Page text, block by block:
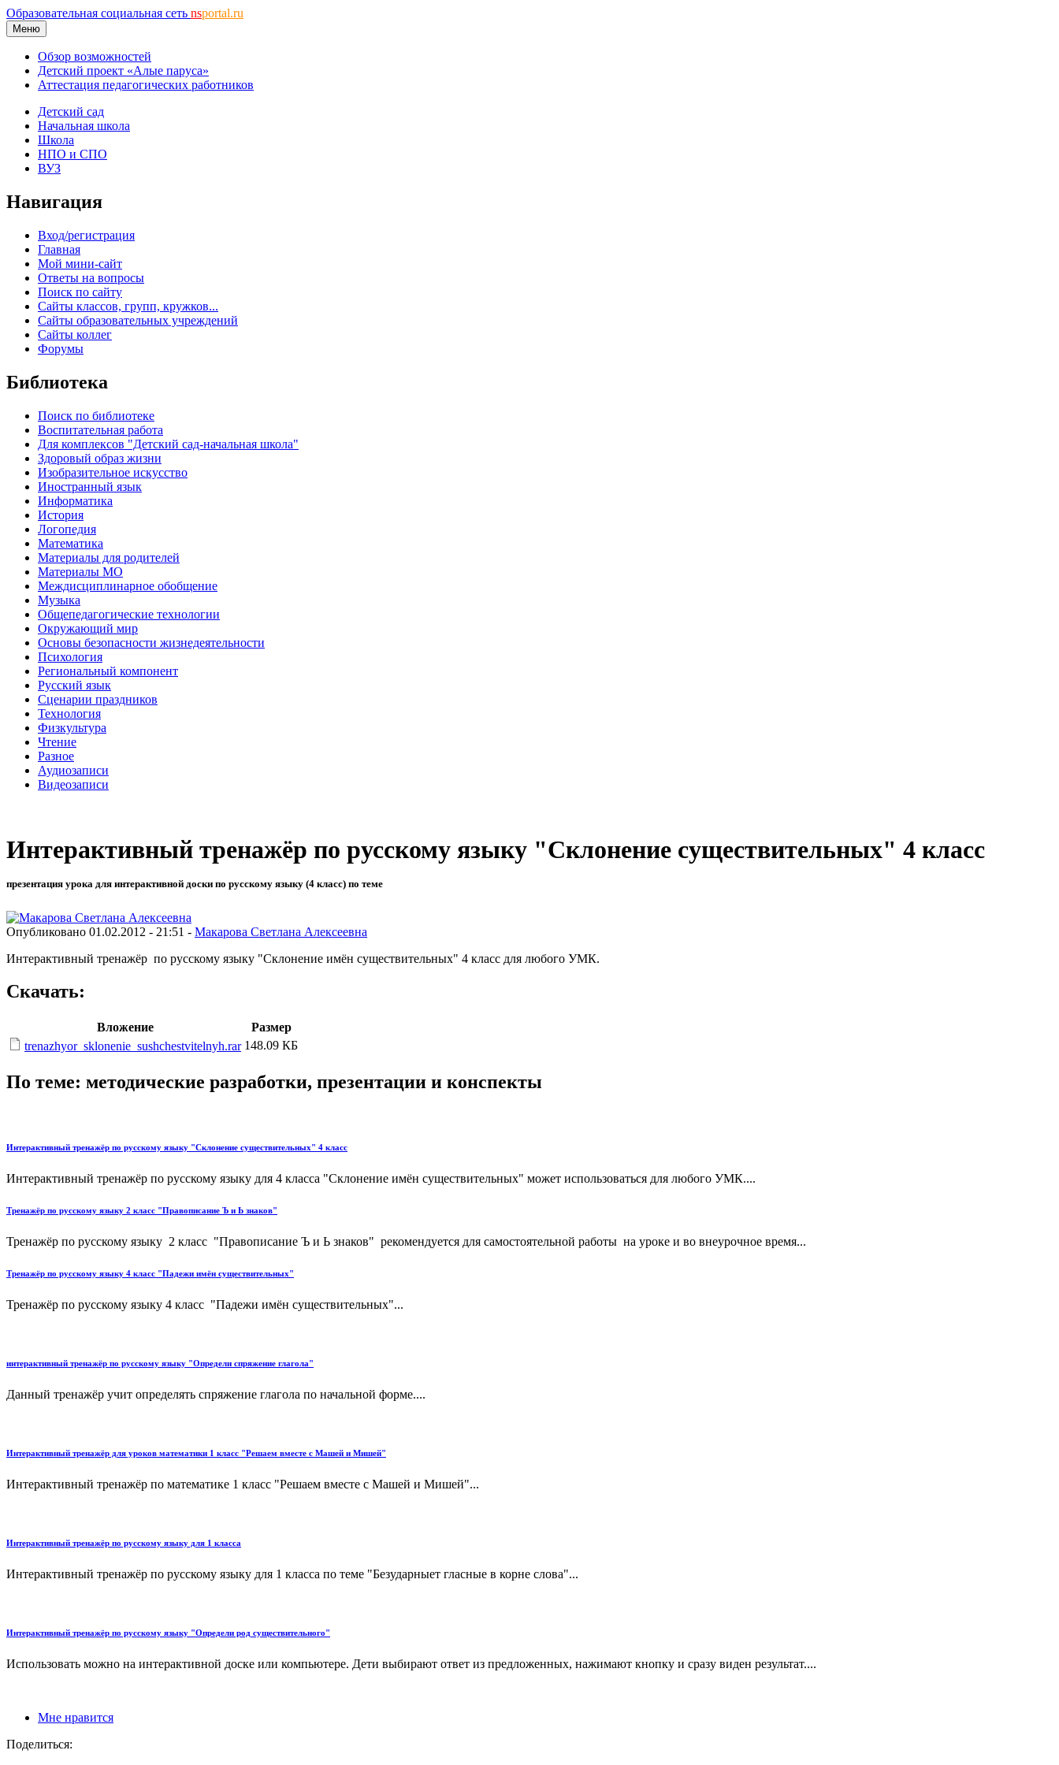
Образовательная социальная сеть nsportal.ru
Меню
Обзор возможностей
Детский проект «Алые паруса»
Аттестация педагогических работников
Детский сад
Начальная школа
Школа
НПО и СПО
ВУЗ
Навигация
Вход/регистрация
Главная
Мой мини-сайт
Ответы на вопросы
Поиск по сайту
Сайты классов, групп, кружков...
Сайты образовательных учреждений
Сайты коллег
Форумы
Библиотека
Поиск по библиотеке
Воспитательная работа
Для комплексов "Детский сад-начальная школа"
Здоровый образ жизни
Изобразительное искусство
Иностранный язык
Информатика
История
Логопедия
Математика
Материалы для родителей
Материалы МО
Междисциплинарное обобщение
Музыка
Общепедагогические технологии
Окружающий мир
Основы безопасности жизнедеятельности
Психология
Региональный компонент
Русский язык
Сценарии праздников
Технология
Физкультура
Чтение
Разное
Аудиозаписи
Видеозаписи
Интерактивный тренажёр по русскому языку "Склонение существительных" 4 класс
презентация урока для интерактивной доски по русскому языку (4 класс) по теме
Опубликовано 01.02.2012 - 21:51 - Макарова Светлана Алексеевна
Интерактивный тренажёр по русскому языку "Склонение имён существительных" 4 класс для любого УМК.
Скачать:
Вложение
Размер
trenazhyor_sklonenie_sushchestvitelnyh.rar 148.09 КБ
По теме: методические разработки, презентации и конспекты
Интерактивный тренажёр по русскому языку "Склонение существительных" 4 класс
Интерактивный тренажёр по русскому языку для 4 класса "Склонение имён существительных" может использоваться для любого УМК....
Тренажёр по русскому языку 2 класс "Правописание Ъ и Ь знаков"
Тренажёр по русскому языку 2 класс "Правописание Ъ и Ь знаков" рекомендуется для самостоятельной работы на уроке и во внеурочное время...
Тренажёр по русскому языку 4 класс "Падежи имён существительных"
Тренажёр по русскому языку 4 класс "Падежи имён существительных"...
интерактивный тренажёр по русскому языку "Определи спряжение глагола"
Данный тренажёр учит определять спряжение глагола по начальной форме....
Интерактивный тренажёр для уроков математики 1 класс "Решаем вместе с Машей и Мишей"
Интерактивный тренажёр по математике 1 класс "Решаем вместе с Машей и Мишей"...
Интерактивный тренажёр по русскому языку для 1 класса
Интерактивный тренажёр по русскому языку для 1 класса по теме "Безударныет гласные в корне слова"...
Интерактивный тренажёр по русскому языку "Определи род существительного"
Использовать можно на интерактивной доске или компьютере. Дети выбирают ответ из предложенных, нажимают кнопку и сразу виден результат....
Мне нравится
Поделиться: